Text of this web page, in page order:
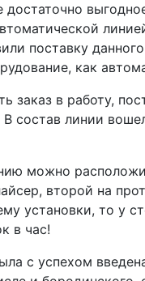
достаточно
поставку
как
заказ в работу,
состав линии
можно
второй на
установки, то у
в час!
с успехом